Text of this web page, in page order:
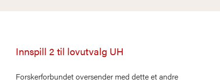
Innspill 2 til lovutvalg UH
Forskerforbundet oversender med dette et andre